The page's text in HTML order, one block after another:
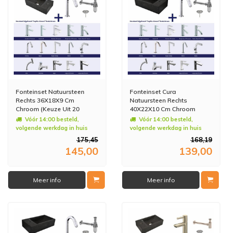
Fonteinset Natuursteen
Rechts 36X18X9 Cm
Chroom (Keuze Uit 20
Kranen)
Vóór 14:00 besteld,
volgende werkdag in huis
175,45
145,00
Meer info
Fonteinset Cura
Natuursteen Rechts
40X22X10 Cm Chroom
(Keuze Uit 20 Kranen)
Vóór 14:00 besteld,
volgende werkdag in huis
168,19
139,00
Meer info